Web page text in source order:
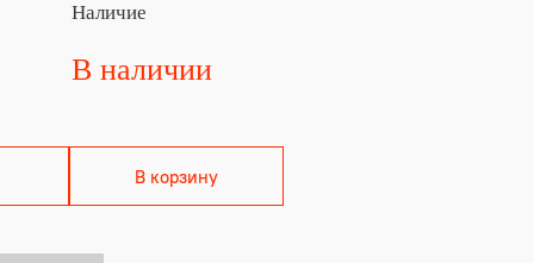
Наличие
В наличии
В корзину